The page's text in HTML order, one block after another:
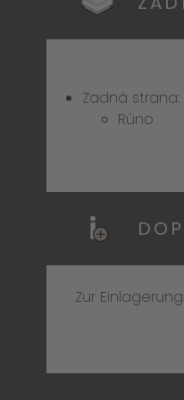
Zadná strana:
Rúno
Zur